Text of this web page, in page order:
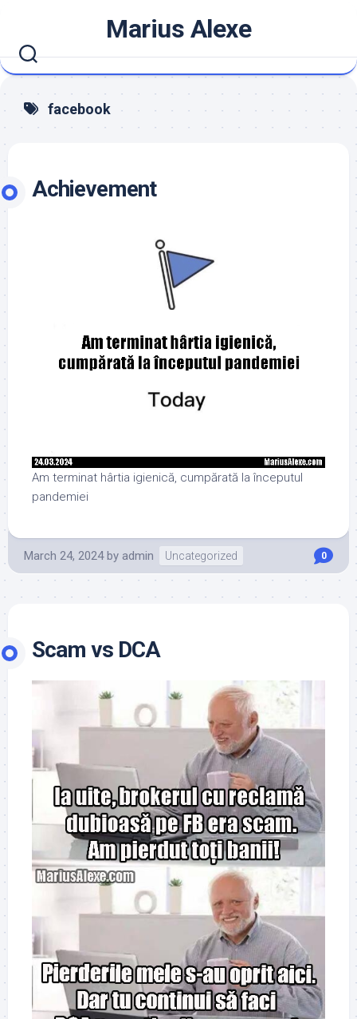
content
Marius Alexe
facebook
Achievement
Am terminat hârtia igienică, cumpărată la începutul
pandemiei
March 24, 2024 by admin Uncategorized 0
Scam vs DCA